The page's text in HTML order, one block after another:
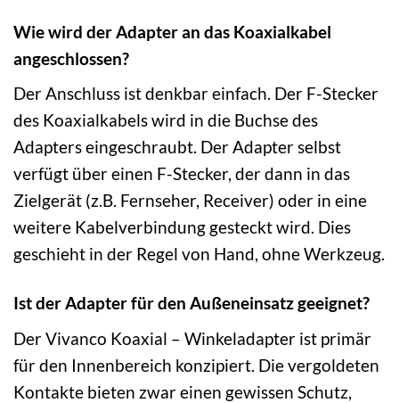
Wie wird der Adapter an das Koaxialkabel
angeschlossen?
Der Anschluss ist denkbar einfach. Der F-Stecker
des Koaxialkabels wird in die Buchse des
Adapters eingeschraubt. Der Adapter selbst
verfügt über einen F-Stecker, der dann in das
Zielgerät (z.B. Fernseher, Receiver) oder in eine
weitere Kabelverbindung gesteckt wird. Dies
geschieht in der Regel von Hand, ohne Werkzeug.
Ist der Adapter für den Außeneinsatz geeignet?
Der Vivanco Koaxial – Winkeladapter ist primär
für den Innenbereich konzipiert. Die vergoldeten
Kontakte bieten zwar einen gewissen Schutz,